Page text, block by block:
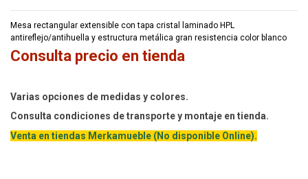
Mesa rectangular extensible con tapa cristal laminado HPL
antireflejo/antihuella y estructura metálica gran resistencia color blanco
Consulta precio en tienda
Varias opciones de medidas y colores.
Consulta condiciones de transporte y montaje en tienda.
Venta en tiendas Merkamueble (No disponible Online).